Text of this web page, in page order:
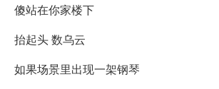
傻站在你家楼下
抬起头 数乌云
如果场景里出现一架钢琴